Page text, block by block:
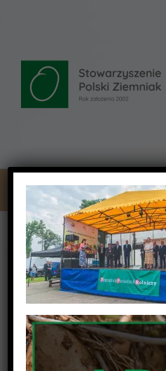
_DSC3765 (Copy)
_DSC3765 (Copy)